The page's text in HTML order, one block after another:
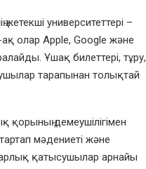
университеттері –
олар Apple, Google және
Ұшақ билеттері, тұру,
тарапынан толықтай
қорының демеушілігімен
мәдениеті және
қатысушылар арнайы